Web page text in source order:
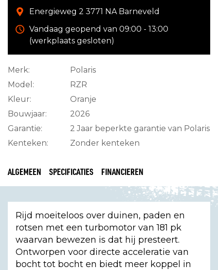
Energieweg 2 3771 NA Barneveld
Vandaag geopend van 09:00 - 13:00
(werkplaats gesloten)
Merk:
Polaris
Model:
RZR
Kleur:
Oranje
Bouwjaar:
2026
Garantie:
2 Jaar beperkte garantie van Polaris
Kenteken:
Zonder kenteken
ALGEMEEN SPECIFICATIES FINANCIEREN
Rijd moeiteloos over duinen, paden en
rotsen met een turbomotor van 181 pk
waarvan bewezen is dat hij presteert.
Ontworpen voor directe acceleratie van
bocht tot bocht en biedt meer koppel in